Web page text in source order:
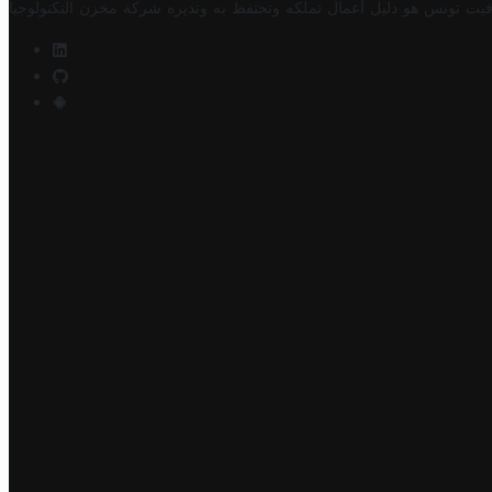
تونس هو دليل أعمال تملكه وتحتفظ به وتديره شركة مخزن التكنولوجيا